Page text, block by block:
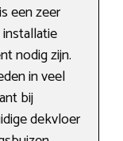
een zeer
nodig zijn.
in veel
bij
dekvloer